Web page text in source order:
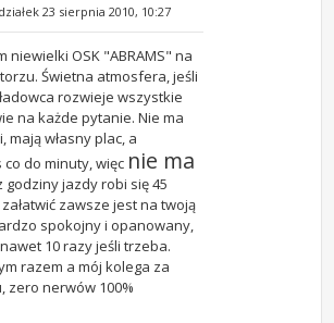
23 sierpnia 2010, 10:27
niewielki OSK "ABRAMS" na
Świetna atmosfera, jeśli
rozwieje wszystkie
na każde pytanie. Nie ma
własny plac, a
do minuty, więc nie ma
godziny jazdy robi się 45
załatwić zawsze jest na twoją
spokojny i opanowany,
10 razy jeśli trzeba.
razem a mój kolega za
zero nerwów 100%